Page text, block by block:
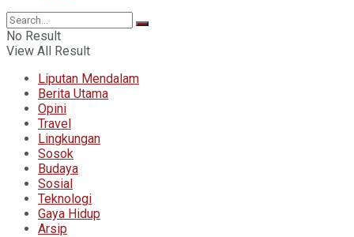
No Result
View All Result
Liputan Mendalam
Berita Utama
Opini
Travel
Lingkungan
Sosok
Budaya
Sosial
Teknologi
Gaya Hidup
Arsip